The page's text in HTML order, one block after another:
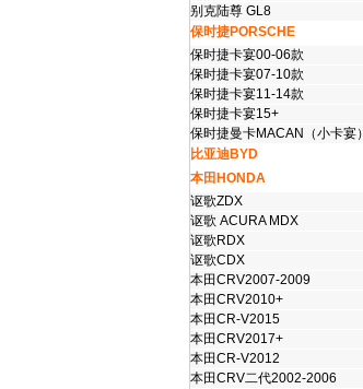
别克陆尊 GL8
保时捷PORSCHE
保时捷卡宴00-06款
保时捷卡宴07-10款
保时捷卡宴11-14款
保时捷卡宴15+
保时捷曼卡MACAN（小卡宴）
比亚迪BYD
本田HONDA
讴歌ZDX
讴歌 ACURA MDX
讴歌RDX
讴歌CDX
本田CRV2007-2009
本田CRV2010+
本田CR-V2015
本田CRV2017+
本田CR-V2012
本田CRV二代2002-2006